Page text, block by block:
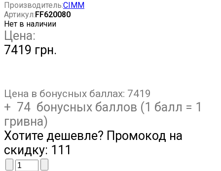
Производитель:CIMM
Артикул: FF620080
Нет в наличии
Цена:
7419 грн.
Цена в бонусных баллах: 7419
+ 74 бонусных баллов (1 балл = 1
гривна)
Хотите дешевле? Промокод на
скидку: 111